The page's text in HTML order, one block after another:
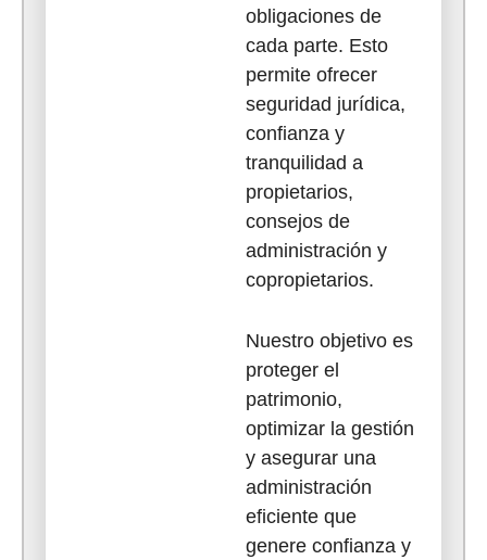
obligaciones de
cada parte. Esto
permite ofrecer
seguridad jurídica,
confianza y
tranquilidad a
propietarios,
consejos de
administración y
copropietarios.
Nuestro objetivo es
proteger el
patrimonio,
optimizar la gestión
y asegurar una
administración
eficiente que
genere confianza y